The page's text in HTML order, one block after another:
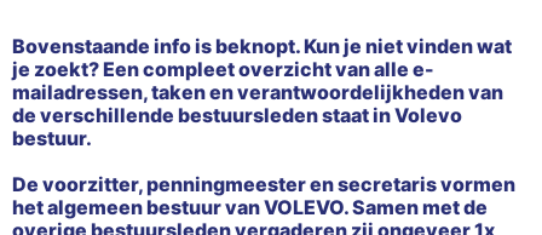
Bovenstaande info is beknopt. Kun je niet vinden wat
je zoekt? Een compleet overzicht van alle e-
mailadressen, taken en verantwoordelijkheden van
de verschillende bestuursleden staat in Volevo
bestuur.
De voorzitter, penningmeester en secretaris vormen
het algemeen bestuur van VOLEVO. Samen met de
overige bestuursleden vergaderen zij ongeveer 1x